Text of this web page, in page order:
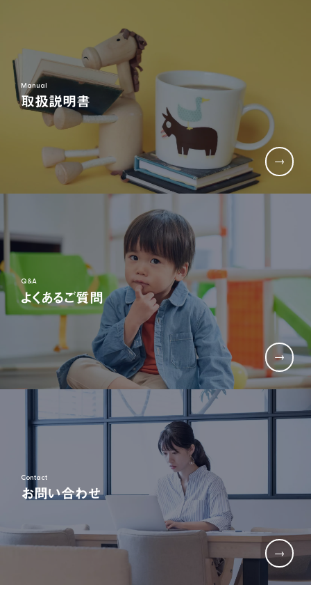
管理部門(総務、経理など)
生産部門(品質管理、生産管理、技術開発など)
TEL:06-6791-7626
E-mail:info@nonaka-world.co.jp
Manual
取扱説明書
Q&A
よくあるご質問
Contact
お問い合わせ